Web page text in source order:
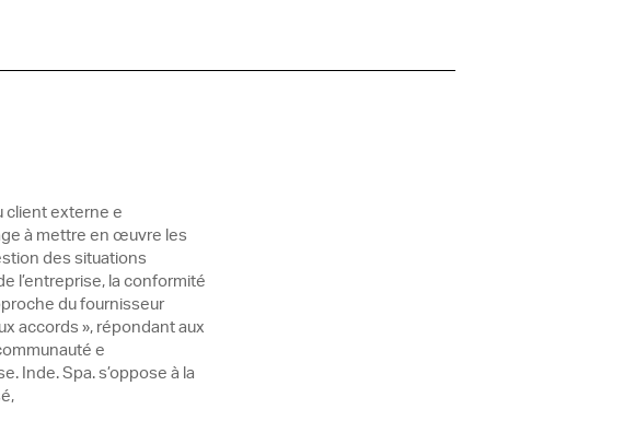
client externe e
à mettre en œuvre les
des situations
l’entreprise, la conformité
du fournisseur
accords », répondant aux
e
Inde. Spa. s’oppose à la